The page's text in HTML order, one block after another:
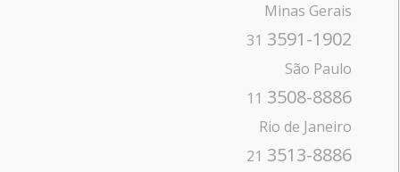
Minas Gerais
31 3591-1902
São Paulo
11 3508-8886
Rio de Janeiro
21 3513-8886